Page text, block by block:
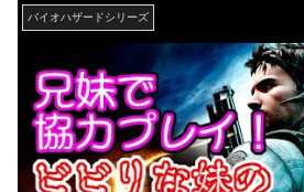
バイオハザードシリーズ